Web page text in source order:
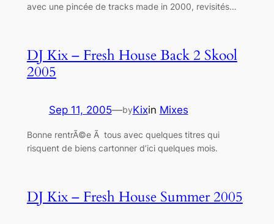
avec une pincée de tracks made in 2000, revisités…
DJ Kix – Fresh House Back 2 Skool
2005
Sep 11, 2005—byKixin Mixes
Bonne rentrÃ©e Ã tous avec quelques titres qui
risquent de biens cartonner d’ici quelques mois.
DJ Kix – Fresh House Summer 2005